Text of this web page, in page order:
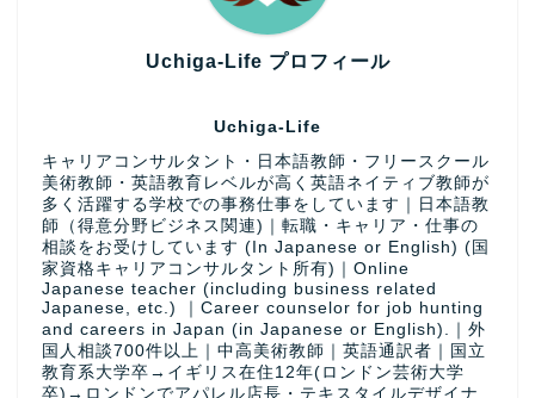
Uchiga-Life プロフィール
Uchiga-Life
キャリアコンサルタント・日本語教師・フリースクール
美術教師・英語教育レベルが高く英語ネイティブ教師が
多く活躍する学校での事務仕事をしています｜日本語教
師（得意分野ビジネス関連)｜転職・キャリア・仕事の
相談をお受けしています (In Japanese or English) (国
家資格キャリアコンサルタント所有)｜Online
Japanese teacher (including business related
Japanese, etc.) ｜Career counselor for job hunting
and careers in Japan (in Japanese or English).｜外
国人相談700件以上｜中高美術教師｜英語通訳者｜国立
教育系大学卒→イギリス在住12年(ロンドン芸術大学
卒)→ロンドンでアパレル店長・テキスタイルデザイナ